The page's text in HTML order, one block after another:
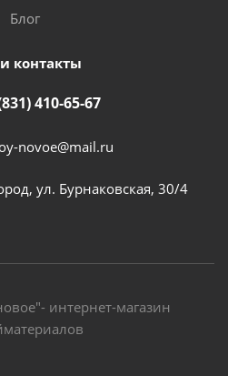
Блог
контакты
410-65-67
novoe@mail.ru
ул. Бурнаковская, 30/4
интернет-магазин